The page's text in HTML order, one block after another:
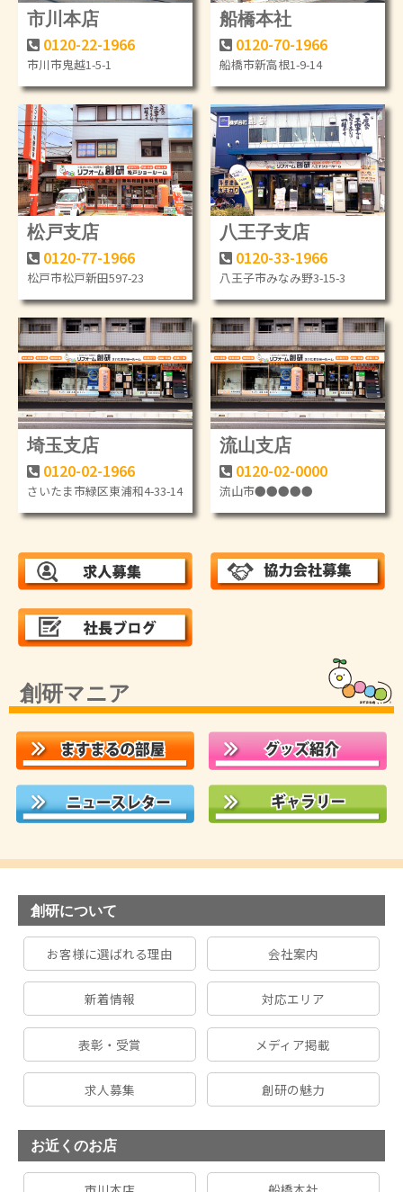
市川本店
0120-22-1966
市川市鬼越1-5-1
船橋本社
0120-70-1966
船橋市新高根1-9-14
松戸支店
0120-77-1966
松戸市松戸新田597-23
八王子支店
0120-33-1966
八王子市みなみ野3-15-3
埼玉支店
0120-02-1966
さいたま市緑区東浦和4-33-14
流山支店
0120-02-0000
流山市●●●●●
創研マニア
創研について
お客様に選ばれる理由 会社案内
新着情報 対応エリア
表彰・受賞 メディア掲載
求人募集 創研の魅力
お近くのお店